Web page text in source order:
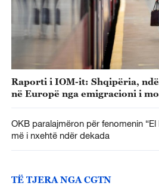
Raporti i IOM-it: Shqipëria,
në Europë nga emigracioni i
OKB paralajmëron për fenomenin
më i nxehtë ndër dekada
TË TJERA NGA CGTN